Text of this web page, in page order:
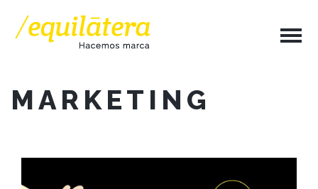
MARKETING